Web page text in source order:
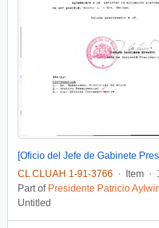
CL CLUAH 1-91-3766 · Item ·
Part of Presidente Patricio
Untitled